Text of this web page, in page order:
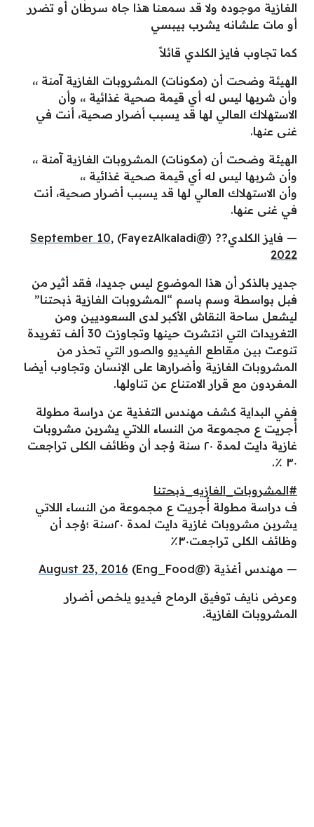
الغازية موجوده ولا قد سمعنا هذا جاه سرطان أو تضرر
أو مات علشانه يشرب بيبسي
كما تجاوب فايز الكلدي قائلاً
الهيئة وضحت أن (مكونات) المشروبات الغازية آمنة ،،
وأن شربها ليس له أي قيمة صحية غذائية ،، وأن
الاستهلاك العالي لها قد يسبب أضرار صحية، أنت في
غنى عنها.
الهيئة وضحت أن (مكونات) المشروبات الغازية آمنة ،،
وأن شربها ليس له أي قيمة صحية غذائية ،،
وأن الاستهلاك العالي لها قد يسبب أضرار صحية، أنت
في غنى عنها.
— فايز الكلدي?? (@FayezAlkaladi)
September 10,
2022
جدير بالذكر أن هذا الموضوع ليس جديدا، فقد أثير من
فبل بواسطة وسم باسم “المشروبات الغازية ذبحتنا”
ليشعل ساحة النقاش الأكبر لدى السعوديين ومن
التغريدات التي انتشرت حينها وتجاوزت 30 ألف تغريدة
تنوعت بين مقاطع الفيديو والصور التي تحذر من
المشروبات الغازية وأضرارها على الإنسان وتجاوب أيضا
المغردون مع قرار الامتناع عن تناولها.
ففي البداية كشف مهندس التغذية عن دراسة مطولة
أُجريت ع مجموعة من النساء اللاتي يشربن مشروبات
غازية دايت لمدة ٢٠ سنة وُجد أن وظائف الكلى تراجعت
٣٠ ٪.
#المشروبات_الغازيه_ذبحتنا
ف دراسة مطولة أُجريت ع مجموعة من النساء اللاتي
يشربن مشروبات غازية دايت لمدة ٢٠سنة ؛وُجد أن
وظائف الكلى تراجعت٣٠٪
— مهندس أغذية (@Eng_Food)
August 23, 2016
وعرض نايف توفيق الرماح فيديو يلخص أضرار
المشروبات الغازية.